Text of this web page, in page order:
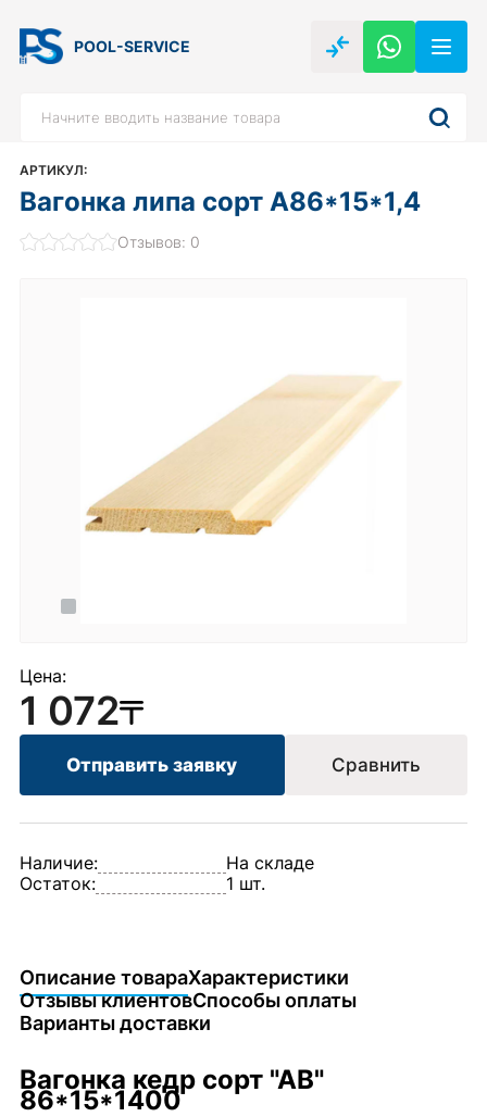
POOL-SERVICE
АРТИКУЛ:
Вагонка липа сорт А86*15*1,4
Отзывов: 0
Цена:
1 072
Отправить заявку Сравнить
Наличие:
На складе
Остаток:
1 шт.
Описание товараХарактеристики
Отзывы клиентовСпособы оплаты
Варианты доставки
Вагонка кедр сорт "АВ"
86*15*1400